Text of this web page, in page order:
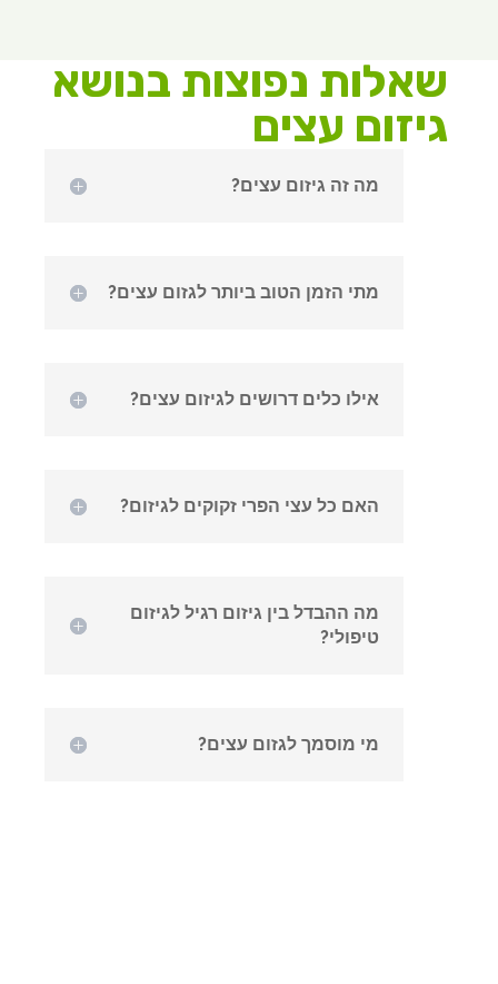
שאלות נפוצות בנושא
גיזום עצים
מה זה גיזום עצים?
מתי הזמן הטוב ביותר לגזום עצים?
אילו כלים דרושים לגיזום עצים?
האם כל עצי הפרי זקוקים לגיזום?
מה ההבדל בין גיזום רגיל לגיזום
טיפולי?
מי מוסמך לגזום עצים?